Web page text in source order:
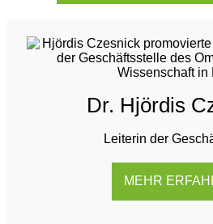
Dr. Hjördis
Leiterin der
MEHR